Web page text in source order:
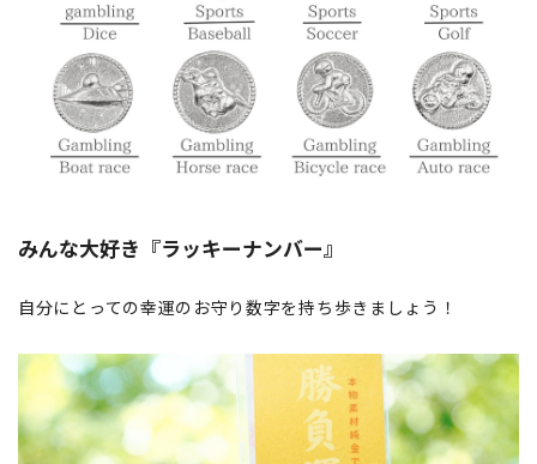
みんな大好き『ラッキーナンバー』
自分にとっての幸運のお守り数字を持ち歩きましょう！